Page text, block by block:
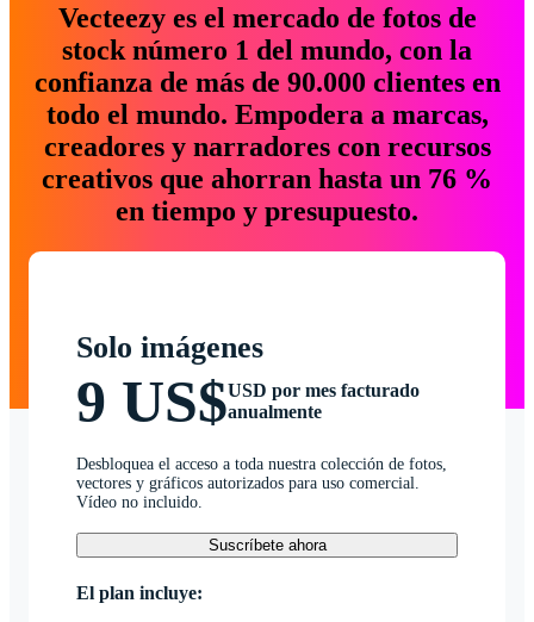
Vecteezy es el mercado de fotos de
stock número 1 del mundo, con la
confianza de más de 90.000 clientes en
todo el mundo. Empodera a marcas,
creadores y narradores con recursos
creativos que ahorran hasta un 76 %
en tiempo y presupuesto.
Solo imágenes
9 US$USD por mes facturado
anualmente
Desbloquea el acceso a toda nuestra colección de fotos,
vectores y gráficos autorizados para uso comercial.
Vídeo no incluido.
Suscríbete ahora
El plan incluye: